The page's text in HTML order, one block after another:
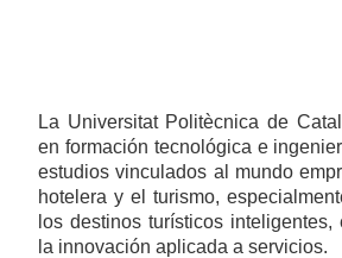
La Universitat Politècnica de
en formación tecnológica e
estudios vinculados al mundo
hotelera y el turismo,
los destinos turísticos
la innovación aplicada a servicios.